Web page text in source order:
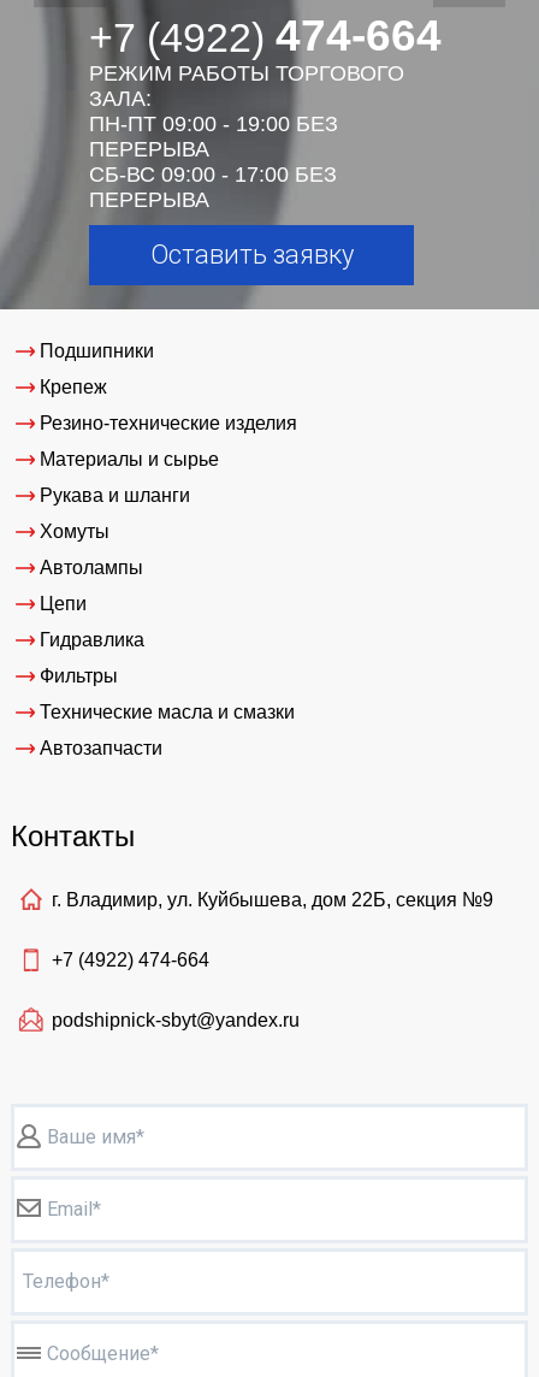
+7 (4922) 474-664
РЕЖИМ РАБОТЫ ТОРГОВОГО
ЗАЛА:
ПН-ПТ 09:00 - 19:00 БЕЗ
ПЕРЕРЫВА
СБ-ВС 09:00 - 17:00 БЕЗ
ПЕРЕРЫВА
Оставить заявку
Подшипники
Крепеж
Резино-технические изделия
Материалы и сырье
Рукава и шланги
Хомуты
Автолампы
Цепи
Гидравлика
Фильтры
Технические масла и смазки
Автозапчасти
Контакты
г. Владимир, ул. Куйбышева, дом 22Б, секция №9
+7 (4922) 474-664
podshipnick-sbyt@yandex.ru
Ваше имя*
Email*
Телефон*
Сообщение*